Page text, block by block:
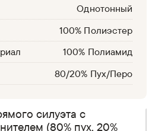
силуэта с
(80% пух, 20%
Однотонный
100% Полиэстер
100% Полиамид
80/20% Пух/Перо